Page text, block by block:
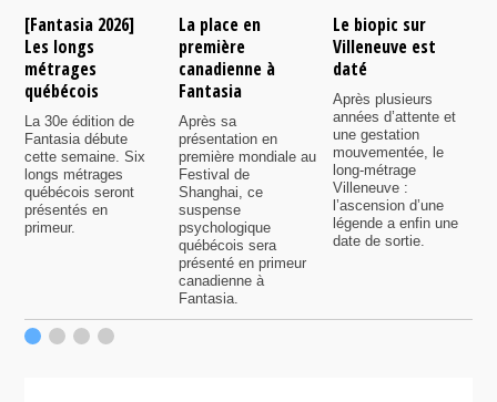
[Fantasia 2026]
Les longs
métrages
québécois
La 30e édition de
Fantasia débute
cette semaine. Six
longs métrages
québécois seront
présentés en
primeur.
La place en
première
canadienne à
Fantasia
Après sa
présentation en
première mondiale au
Festival de
Shanghai, ce
suspense
psychologique
québécois sera
présenté en primeur
canadienne à
Fantasia.
Le biopic sur
Villeneuve est
daté
Après plusieurs
années d’attente et
une gestation
mouvementée, le
long-métrage
Villeneuve :
l’ascension d’une
légende a enfin une
date de sortie.